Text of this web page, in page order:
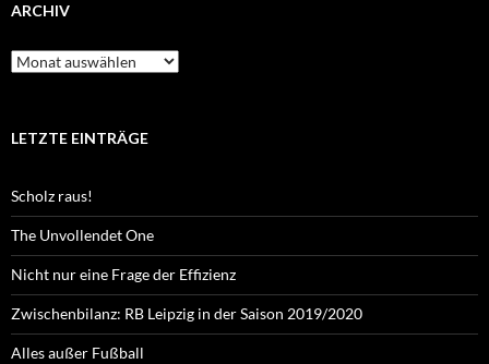
ARCHIV
Archiv
LETZTE EINTRÄGE
Scholz raus!
The Unvollendet One
Nicht nur eine Frage der Effizienz
Zwischenbilanz: RB Leipzig in der Saison 2019/2020
Alles außer Fußball